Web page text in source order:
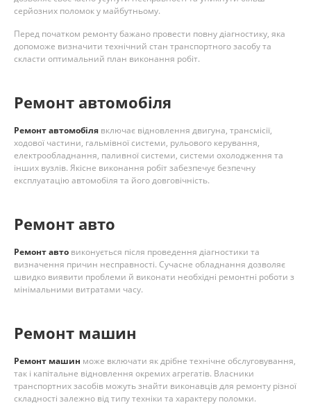
серйозних поломок у майбутньому.
Перед початком ремонту бажано провести повну діагностику, яка
допоможе визначити технічний стан транспортного засобу та
скласти оптимальний план виконання робіт.
Ремонт автомобіля
Ремонт автомобіля включає відновлення двигуна, трансмісії,
ходової частини, гальмівної системи, рульового керування,
електрообладнання, паливної системи, системи охолодження та
інших вузлів. Якісне виконання робіт забезпечує безпечну
експлуатацію автомобіля та його довговічність.
Ремонт авто
Ремонт авто виконується після проведення діагностики та
визначення причин несправності. Сучасне обладнання дозволяє
швидко виявити проблеми й виконати необхідні ремонтні роботи з
мінімальними витратами часу.
Ремонт машин
Ремонт машин може включати як дрібне технічне обслуговування,
так і капітальне відновлення окремих агрегатів. Власники
транспортних засобів можуть знайти виконавців для ремонту різної
складності залежно від типу техніки та характеру поломки.